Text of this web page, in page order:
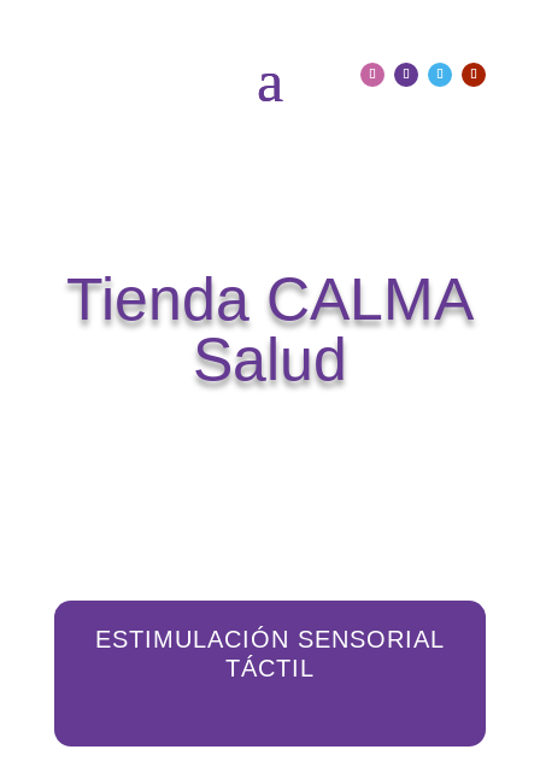
Tienda CALMA
Salud
ESTIMULACIÓN SENSORIAL
TÁCTIL